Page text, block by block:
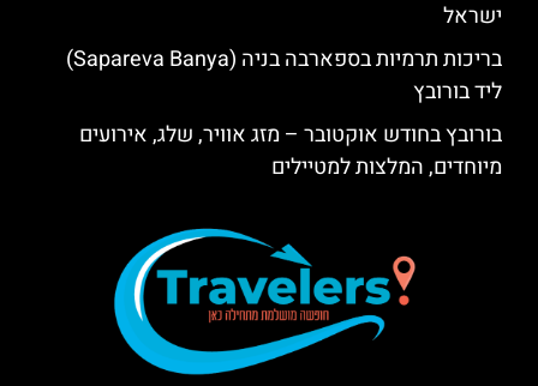
ישראל
בריכות תרמיות בספארבה בניה (Sapareva Banya)
ליד בורובץ
בורובץ בחודש אוקטובר – מזג אוויר, שלג, אירועים
מיוחדים, המלצות למטיילים